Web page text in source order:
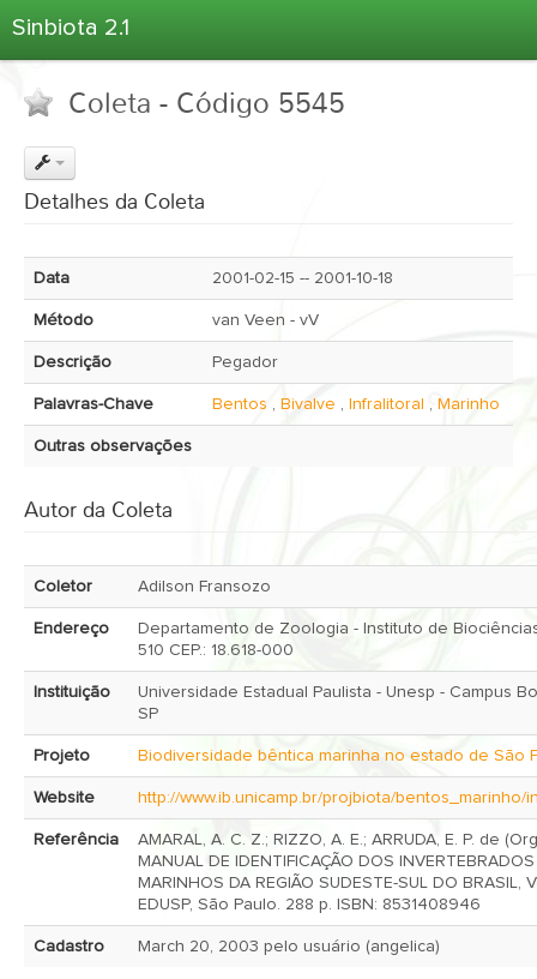
Sinbiota 2.1
Informações Ambientais
Coletas
Atlas 2.1
Estatísticas
Sobre o Sinbiota
Login
Coleta - Código 5545
Detalhes da Coleta
Data 2001-02-15 -- 2001-10-18
Método van Veen - vV
Descrição Pegador
Palavras-Chave Bentos , Bivalve , Infralitoral , Marinho
Outras observações
Autor da Coleta
Coletor Adilson Fransozo
Endereço
Departamento de Zoologia - Instituto de
510 CEP.: 18.618-000
Instituição
Universidade Estadual Paulista - Unesp - Campus Botucatu,
SP
Projeto Biodiversidade bêntica marinha no estado de São
Website http://www.ib.unicamp.br/projbiota/bentos_marinho/
Referência
AMARAL, A. C. Z.; RIZZO, A. E.; ARRUDA, E. P. de
MANUAL DE IDENTIFICAÇÃO DOS INVERTEBRADOS
MARINHOS DA REGIÃO SUDESTE-SUL DO BRASIL,
EDUSP, São Paulo. 288 p. ISBN: 8531408946
Cadastro March 20, 2003 pelo usuário (angelica)